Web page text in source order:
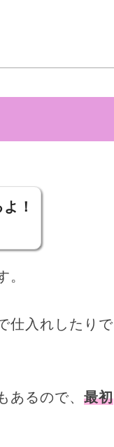
！
。
仕入れしたりで
るので、 最初